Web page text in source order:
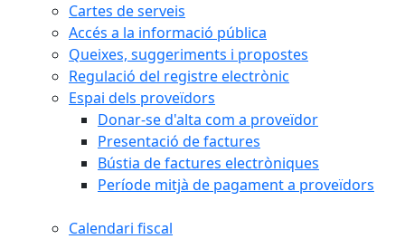
Cartes de serveis
Accés a la informació pública
Queixes, suggeriments i propostes
Regulació del registre electrònic
Espai dels proveïdors
Donar-se d'alta com a proveïdor
Presentació de factures
Bústia de factures electròniques
Període mitjà de pagament a proveïdors
Calendari fiscal